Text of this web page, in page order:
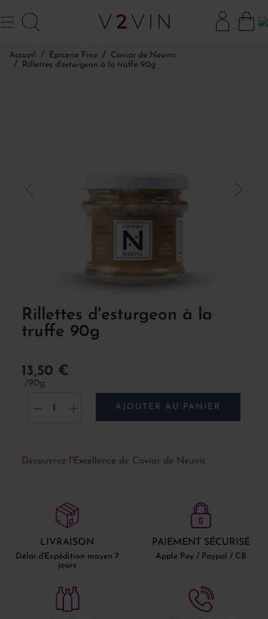
Accueil Épicerie Fine
Caviar de Neuvic
Rillettes d'esturgeon à la truffe 90g
Rillettes d'esturgeon à la
truffe 90g
13,50 €
90g
- + AJOUTER AU PANIER
Découvrez l'Excellence de Caviar de Neuvic
LIVRAISON
Délai d'Expédition moyen 7
jours
PAIEMENT SÉCURISÉ
Apple Pay / Paypal / CB